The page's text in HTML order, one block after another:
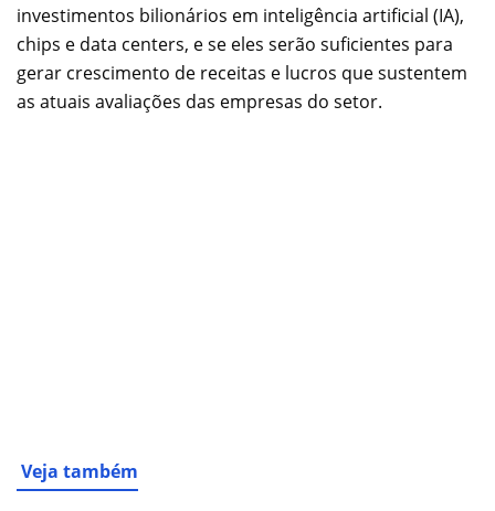
investimentos bilionários em inteligência artificial (IA),
chips e data centers, e se eles serão suficientes para
gerar crescimento de receitas e lucros que sustentem
as atuais avaliações das empresas do setor.
Veja também